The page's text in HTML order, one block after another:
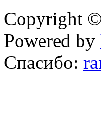
Copyright ©
Powered by
Спасибо: